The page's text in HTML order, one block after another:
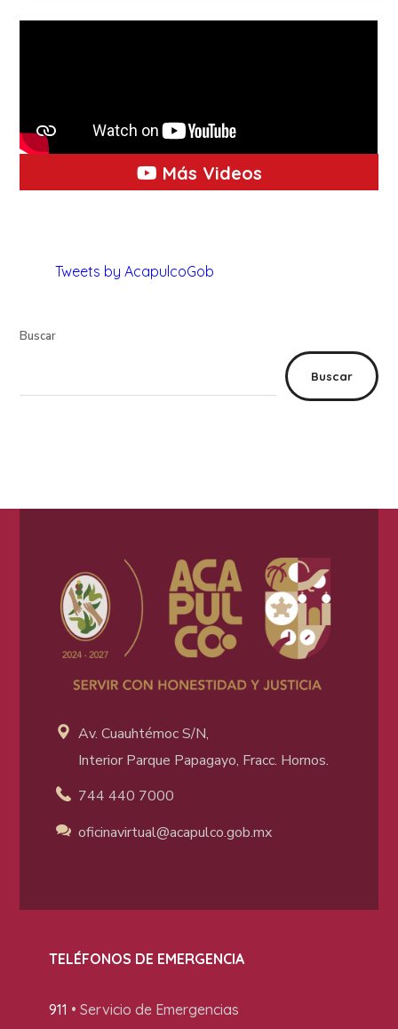
Más Videos
Tweets by AcapulcoGob
Buscar
Buscar
Av. Cuauhtémoc S/N,
Interior Parque Papagayo, Fracc. Hornos.
744 440 7000
oficinavirtual@acapulco.gob.mx
TELÉFONOS DE EMERGENCIA
911 • Servicio de Emergencias